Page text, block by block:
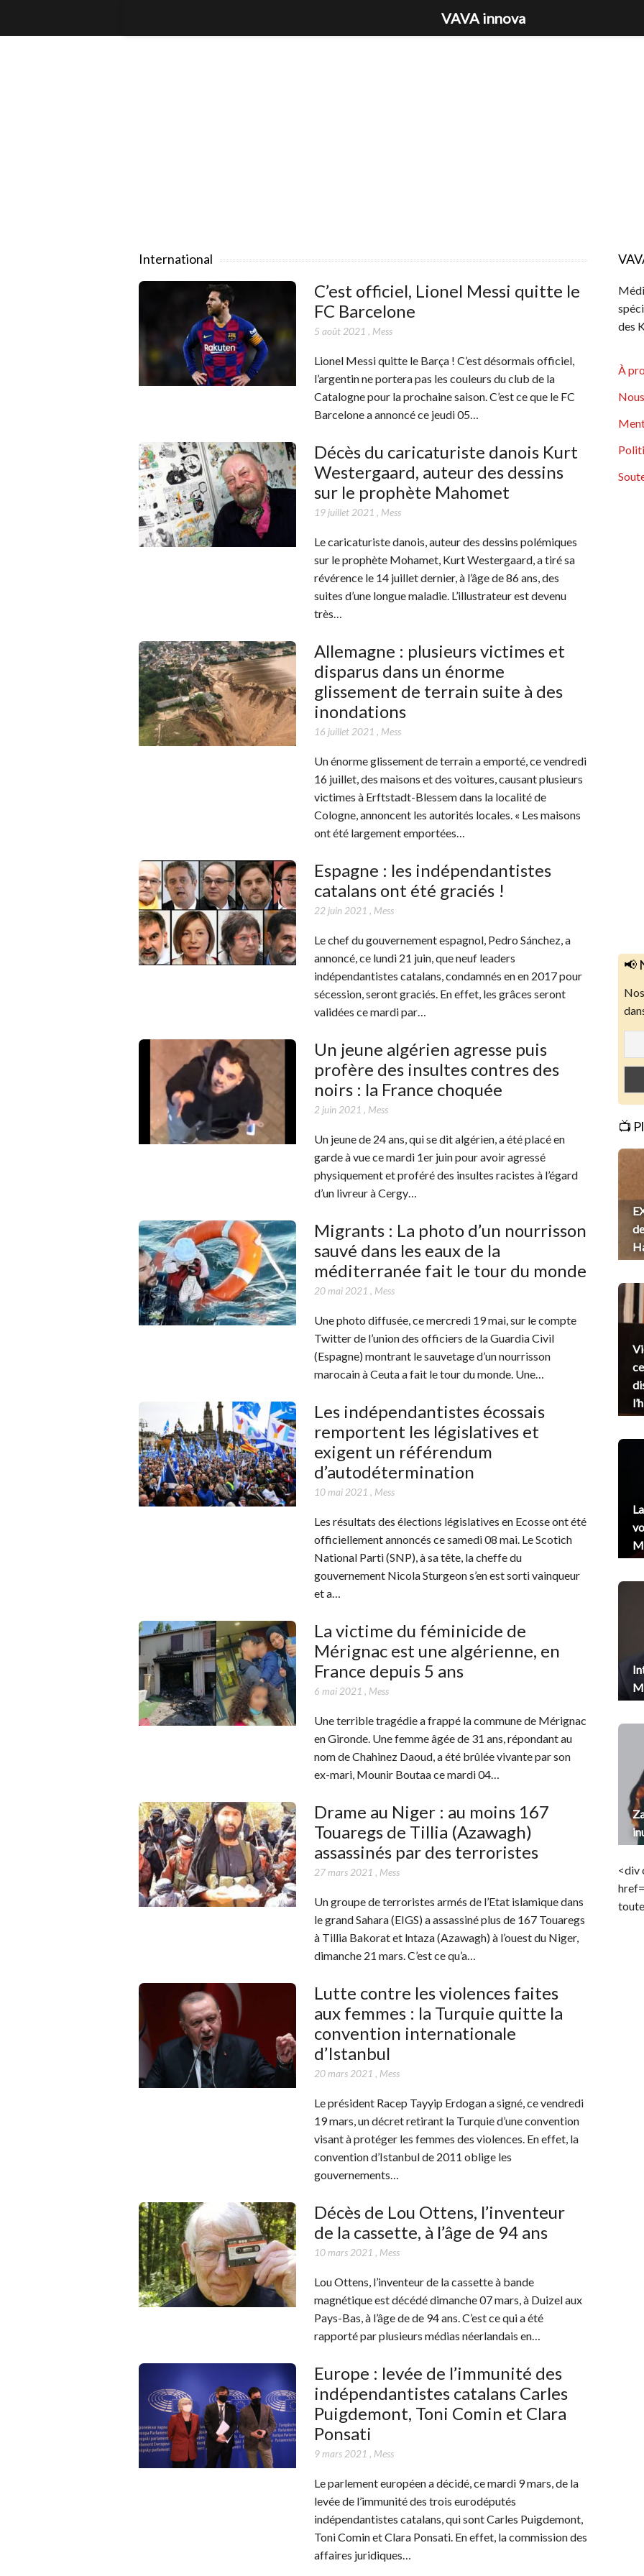
International
C’est officiel, Lionel Messi quitte le
FC Barcelone
5 août 2021 , Mess
Lionel Messi quitte le Barça ! C’est désormais officiel,
l’argentin ne portera pas les couleurs du club de la
Catalogne pour la prochaine saison. C’est ce que le FC
Barcelone a annoncé ce jeudi 05…
Décès du caricaturiste danois Kurt
Westergaard, auteur des dessins
sur le prophète Mahomet
19 juillet 2021 , Mess
Le caricaturiste danois, auteur des dessins polémiques
sur le prophète Mohamet, Kurt Westergaard, a tiré sa
révérence le 14 juillet dernier, à l’âge de 86 ans, des
suites d’une longue maladie. L’illustrateur est devenu
très…
Allemagne : plusieurs victimes et
disparus dans un énorme
glissement de terrain suite à des
inondations
16 juillet 2021 , Mess
Un énorme glissement de terrain a emporté, ce vendredi
16 juillet, des maisons et des voitures, causant plusieurs
victimes à Erftstadt-Blessem dans la localité de
Cologne, annoncent les autorités locales. « Les maisons
ont été largement emportées…
Espagne : les indépendantistes
catalans ont été graciés !
22 juin 2021 , Mess
Le chef du gouvernement espagnol, Pedro Sánchez, a
annoncé, ce lundi 21 juin, que neuf leaders
indépendantistes catalans, condamnés en en 2017 pour
sécession, seront graciés. En effet, les grâces seront
validées ce mardi par…
Un jeune algérien agresse puis
profère des insultes contres des
noirs : la France choquée
2 juin 2021 , Mess
Un jeune de 24 ans, qui se dit algérien, a été placé en
garde à vue ce mardi 1er juin pour avoir agressé
physiquement et proféré des insultes racistes à l’égard
d’un livreur à Cergy…
Migrants : La photo d’un nourrisson
sauvé dans les eaux de la
méditerranée fait le tour du monde
20 mai 2021 , Mess
Une photo diffusée, ce mercredi 19 mai, sur le compte
Twitter de l’union des officiers de la Guardia Civil
(Espagne) montrant le sauvetage d’un nourrisson
marocain à Ceuta a fait le tour du monde. Une…
Les indépendantistes écossais
remportent les législatives et
exigent un référendum
d’autodétermination
10 mai 2021 , Mess
Les résultats des élections législatives en Ecosse ont été
officiellement annoncés ce samedi 08 mai. Le Scotich
National Parti (SNP), à sa tête, la cheffe du
gouvernement Nicola Sturgeon s’en est sorti vainqueur
et a…
La victime du féminicide de
Mérignac est une algérienne, en
France depuis 5 ans
6 mai 2021 , Mess
Une terrible tragédie a frappé la commune de Mérignac
en Gironde. Une femme âgée de 31 ans, répondant au
nom de Chahinez Daoud, a été brûlée vivante par son
ex-mari, Mounir Boutaa ce mardi 04…
Drame au Niger : au moins 167
Touaregs de Tillia (Azawagh)
assassinés par des terroristes
27 mars 2021 , Mess
Un groupe de terroristes armés de l’Etat islamique dans
le grand Sahara (EIGS) a assassiné plus de 167 Touaregs
à Tillia Bakorat et lntaza (Azawagh) à l’ouest du Niger,
dimanche 21 mars. C’est ce qu’a…
Lutte contre les violences faites
aux femmes : la Turquie quitte la
convention internationale
d’Istanbul
20 mars 2021 , Mess
Le président Racep Tayyip Erdogan a signé, ce vendredi
19 mars, un décret retirant la Turquie d’une convention
visant à protéger les femmes des violences. En effet, la
convention d’Istanbul de 2011 oblige les
gouvernements…
Décès de Lou Ottens, l’inventeur
de la cassette, à l’âge de 94 ans
10 mars 2021 , Mess
Lou Ottens, l’inventeur de la cassette à bande
magnétique est décédé dimanche 07 mars, à Duizel aux
Pays-Bas, à l’âge de de 94 ans. C’est ce qui a été
rapporté par plusieurs médias néerlandais en…
Europe : levée de l’immunité des
indépendantistes catalans Carles
Puigdemont, Toni Comin et Clara
Ponsati
9 mars 2021 , Mess
Le parlement européen a décidé, ce mardi 9 mars, de la
levée de l’immunité des trois eurodéputés
indépendantistes catalans, qui sont Carles Puigdemont,
Toni Comin et Clara Ponsati. En effet, la commission des
affaires juridiques…
des
À
📢
📺
<div
VAVA innova